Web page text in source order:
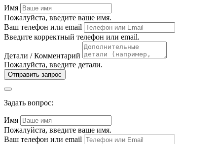
Имя
Пожалуйста, введите ваше имя.
Ваш телефон или email
Введите корректный телефон или email.
Детали / Комментарий
Пожалуйста, введите детали.
Отправить запрос
Задать вопрос:
Имя
Пожалуйста, введите ваше имя.
Ваш телефон или email